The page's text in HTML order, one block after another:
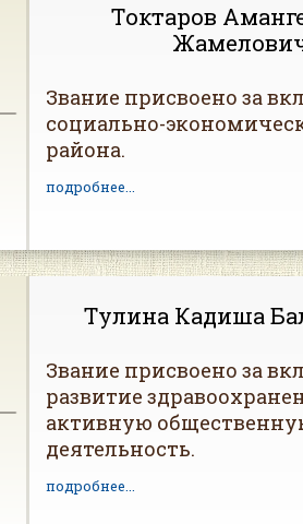
Токтаров
Звание присвоено за
социально-
района.
подробнее...
Тулина Кадиша
Звание присвоено за
развитие
активную
деятельность.
подробнее...